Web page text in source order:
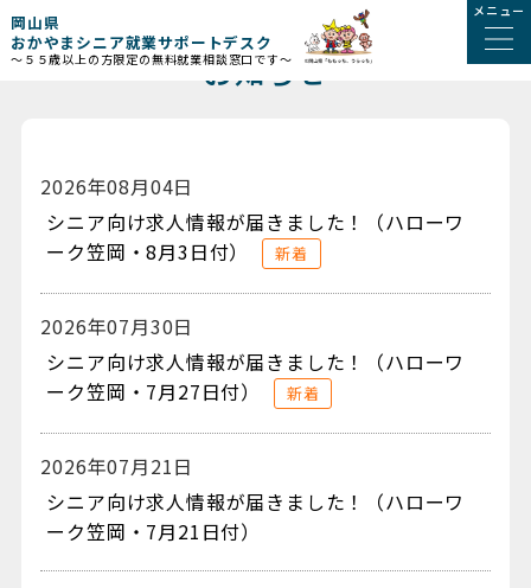
岡山県
おかやまシニア就業サポートデスク
～５５歳以上の方限定の無料就業相談窓口です～
メニュー
お知らせ
2026年08月04日
シニア向け求人情報が届きました！（ハローワ
ーク笠岡・8月3日付）
新着
2026年07月30日
シニア向け求人情報が届きました！（ハローワ
ーク笠岡・7月27日付）
新着
2026年07月21日
シニア向け求人情報が届きました！（ハローワ
ーク笠岡・7月21日付）